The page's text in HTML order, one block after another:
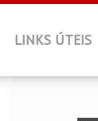
LINKS ÚTEIS